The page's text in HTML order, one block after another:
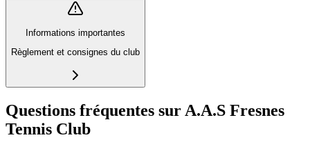
Informations importantes
Règlement et consignes du club
Questions fréquentes sur A.A.S Fresnes
Tennis Club